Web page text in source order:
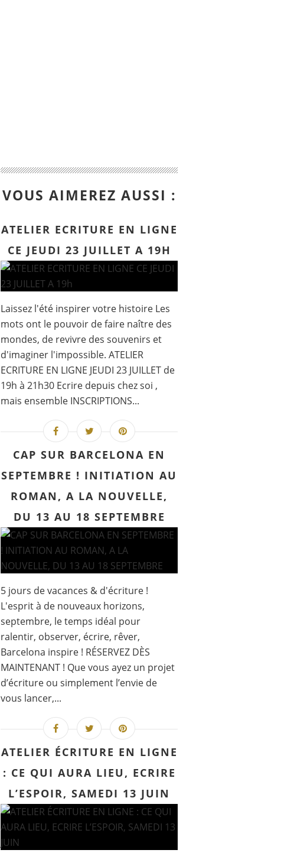
VOUS AIMEREZ AUSSI :
ATELIER ECRITURE EN LIGNE
CE JEUDI 23 JUILLET A 19H
Laissez l'été inspirer votre histoire Les
mots ont le pouvoir de faire naître des
mondes, de revivre des souvenirs et
d'imaginer l'impossible. ATELIER
ECRITURE EN LIGNE JEUDI 23 JUILLET de
19h à 21h30 Ecrire depuis chez soi ,
mais ensemble INSCRIPTIONS...
CAP SUR BARCELONA EN
SEPTEMBRE ! INITIATION AU
ROMAN, A LA NOUVELLE,
DU 13 AU 18 SEPTEMBRE
5 jours de vacances & d'écriture !
L'esprit à de nouveaux horizons,
septembre, le temps idéal pour
ralentir, observer, écrire, rêver,
Barcelona inspire ! RÉSERVEZ DÈS
MAINTENANT ! Que vous ayez un projet
d’écriture ou simplement l’envie de
vous lancer,...
ATELIER ÉCRITURE EN LIGNE
: CE QUI AURA LIEU, ECRIRE
L’ESPOIR, SAMEDI 13 JUIN